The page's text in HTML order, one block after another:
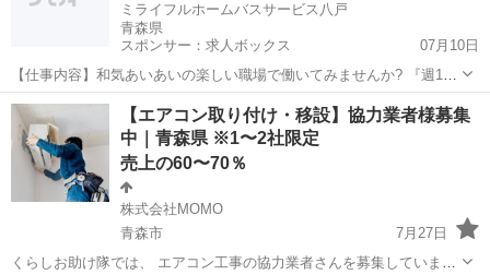
ミライフルホームバスサービス八戸
青森県
スポンサー：求人ボックス
07月10日
【仕事内容】和気あいあいの楽しい職場で働いてみませんか? 『週1回
～勤務OK!』 『20～30代のママさんの活躍中!』 『お子さんの急な熱
などのお休みも柔軟に対応しています!』 仕事内容 移動入浴車でご利
用者様のご自宅に伺います...
アルバイト・パート
【エアコン取り付け・移設】協力業者様募集
中｜青森県 ※1〜2社限定
売上の60〜70％
株式会社MOMO
青森市
7月27日
くらしお助け隊では、 エアコン工事の協力業者さんを募集していま